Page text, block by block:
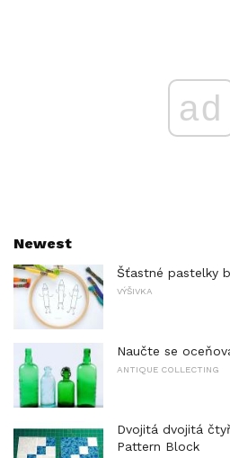
ad
Newest
Šťastné pastelky
VÝŠIVKA
Naučte se
ANTIQUE COLLECTING
Dvojitá dvojitá
Pattern Block